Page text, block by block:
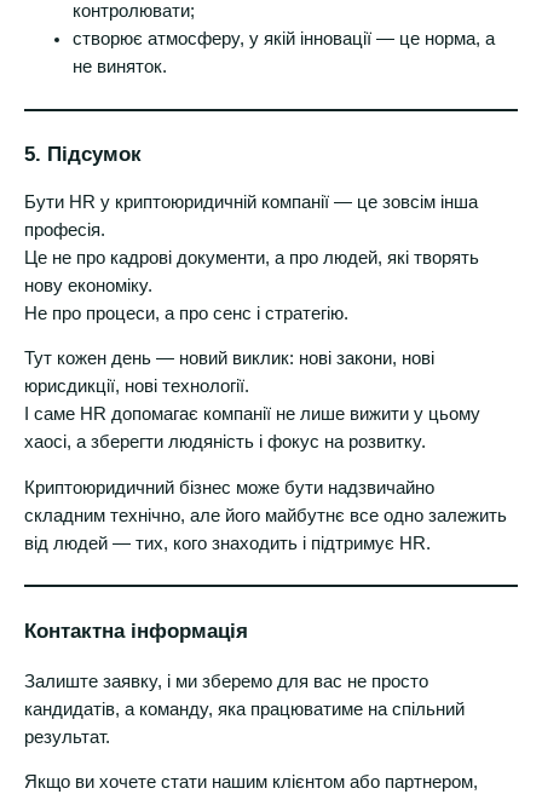
контролювати;
створює атмосферу, у якій інновації — це норма, а
не виняток.
5. Підсумок
Бути HR у криптоюридичній компанії — це зовсім інша
професія.
Це не про кадрові документи, а про людей, які творять
нову економіку.
Не про процеси, а про сенс і стратегію.
Тут кожен день — новий виклик: нові закони, нові
юрисдикції, нові технології.
І саме HR допомагає компанії не лише вижити у цьому
хаосі, а зберегти людяність і фокус на розвитку.
Криптоюридичний бізнес може бути надзвичайно
складним технічно, але його майбутнє все одно залежить
від людей — тих, кого знаходить і підтримує HR.
Контактна інформація
Залиште заявку, і ми зберемо для вас не просто
кандидатів, а команду, яка працюватиме на спільний
результат.
Якщо ви хочете стати нашим клієнтом або партнером,